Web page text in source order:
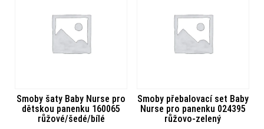
Smoby šaty Baby Nurse pro
dětskou panenku 160065
růžové/šedé/bílé
Smoby přebalovací set Baby
Nurse pro panenku 024395
růžovo-zelený